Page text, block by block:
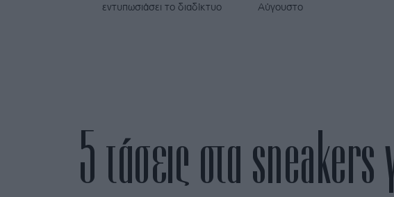
εντυπωσιάσει το διαδίκτυο
Αύγουστο
5 τάσεις στα sneakers